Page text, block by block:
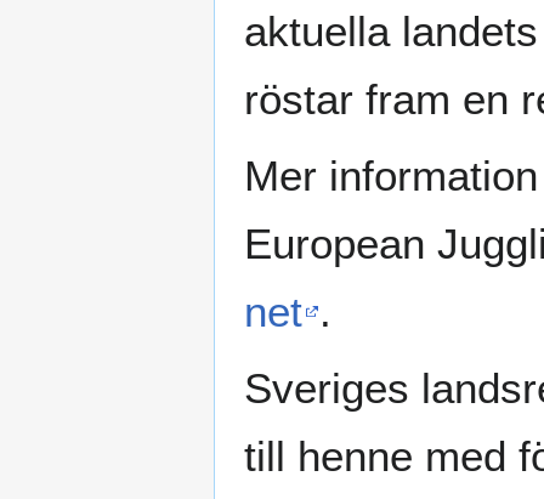
aktuella
röstar fram en
Mer
European
net .
Sveriges
till henne med